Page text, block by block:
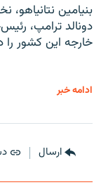
بنیامین
دونالد ترامپ،
خارجه این کشور را
ادامه خبر
ارسال